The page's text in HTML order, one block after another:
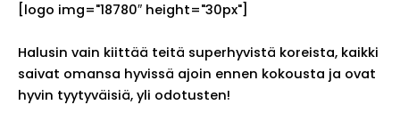
[logo img="18780″ height="30px"]
Halusin vain kiittää teitä superhyvistä koreista, kaikki
saivat omansa hyvissä ajoin ennen kokousta ja ovat
hyvin tyytyväisiä, yli odotusten!